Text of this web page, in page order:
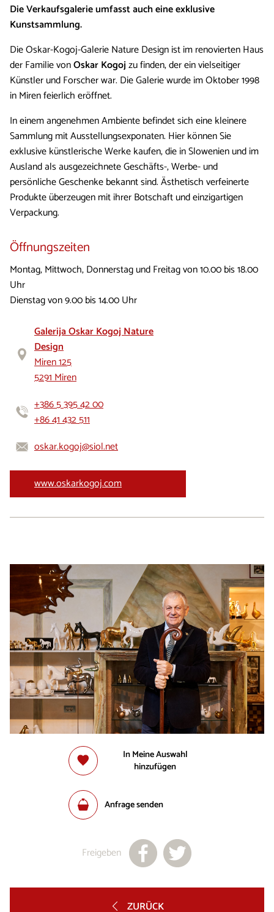
Die Verkaufsgalerie umfasst auch eine exklusive
Kunstsammlung.
Die Oskar-Kogoj-Galerie Nature Design ist im renovierten Haus
der Familie vonOskar Kogojzu finden, der ein vielseitiger
Künstler und Forscher war. Die Galerie wurde im Oktober 1998
in Miren feierlich eröffnet.
In einem angenehmen Ambiente befindet sich eine kleinere
Sammlung mit Ausstellungsexponaten. Hier können Sie
exklusive künstlerische Werke kaufen, die in Slowenien und im
Ausland als ausgezeichnete Geschäfts-, Werbe- und
persönliche Geschenke bekannt sind. Ästhetisch verfeinerte
Produkte überzeugen mit ihrer Botschaft und einzigartigen
Verpackung.
Öffnungszeiten
Montag, Mittwoch, Donnerstag und Freitag von 10.00 bis 18.00
Uhr
Dienstag von 9.00 bis 14.00 Uhr
Galerija Oskar Kogoj Nature
Design
Miren 125
5291 Miren
+386 5 395 42 00
+86 41 432 511
oskar.kogoj@siol.net
www.oskarkogoj.com
In Meine Auswahl
hinzufügen
Anfrage senden
Freigeben
ZURÜCK